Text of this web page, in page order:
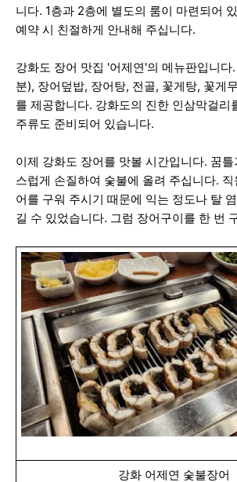
니다. 1층과 2층에 별도의 룸이 마련되어
예약 시 친절하게 안내해 주십니다.
강화도 장어 맛집 '어제연'의 메뉴판입니다
분), 장어덮밥, 장어탕, 전골, 꽃게탕, 꽃게
를 제공합니다. 강화도의 진한 인삼막걸리
주류도 준비되어 있습니다.
이제 강화도 장어를 맛볼 시간입니다. 꿈
스럽게 손질하여 숯불에 올려 주십니다.
어를 구워 주시기 때문에 익는 정도나 탈
길 수 있었습니다. 그럼 장어구이를 한 번
강화 어제연 숯불장어